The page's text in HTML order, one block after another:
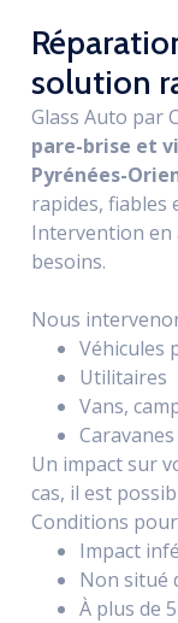
solution
Glass Auto par
pare-brise et
Pyrénées-
rapides, fiables
Intervention en
besoins.
Nous
Véhicules
Utilitaires
Vans,
Caravanes
Un impact sur
cas, il est
Conditions
Impact
Non situé
À plus de